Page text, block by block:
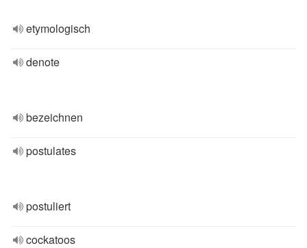
etymologisch
denote
bezeichnen
postulates
postuliert
cockatoos